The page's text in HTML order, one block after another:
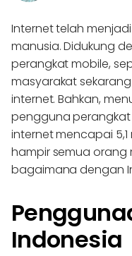
Internet telah
manusia. Didukung
perangkat mobile,
masyarakat
internet. Bahkan,
pengguna perangkat
internet mencapai
hampir semua orang
bagaimana dengan
Indonesia